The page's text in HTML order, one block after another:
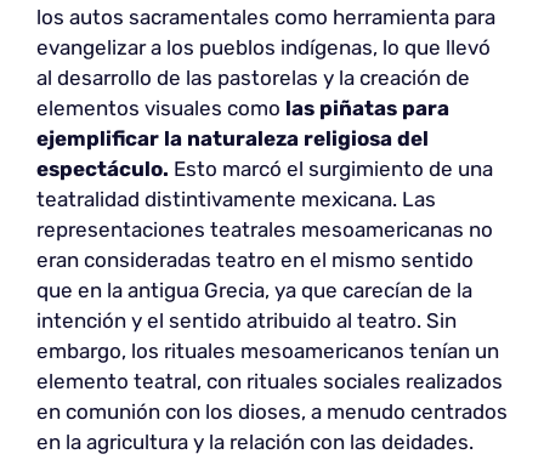
los autos sacramentales como herramienta para
evangelizar a los pueblos indígenas, lo que llevó
al desarrollo de las pastorelas y la creación de
elementos visuales como las piñatas para
ejemplificar la naturaleza religiosa del
espectáculo. Esto marcó el surgimiento de una
teatralidad distintivamente mexicana. Las
representaciones teatrales mesoamericanas no
eran consideradas teatro en el mismo sentido
que en la antigua Grecia, ya que carecían de la
intención y el sentido atribuido al teatro. Sin
embargo, los rituales mesoamericanos tenían un
elemento teatral, con rituales sociales realizados
en comunión con los dioses, a menudo centrados
en la agricultura y la relación con las deidades.